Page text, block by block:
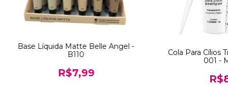
Base Líquida Matte Belle Angel -
B110
R$7,99
Cola Para Cílios
001 -